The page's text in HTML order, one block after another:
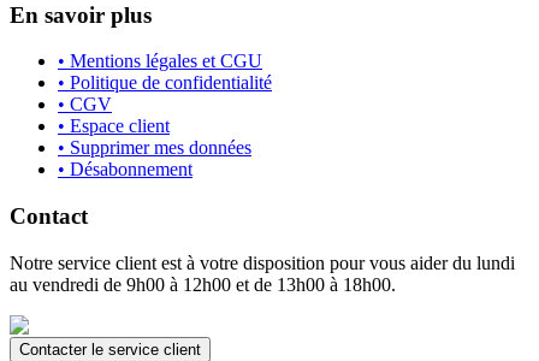
En savoir plus
• Mentions légales et CGU
• Politique de confidentialité
• CGV
• Espace client
• Supprimer mes données
• Désabonnement
Contact
Notre service client est à votre disposition pour vous aider du lundi
au vendredi de 9h00 à 12h00 et de 13h00 à 18h00.
Contacter le service client